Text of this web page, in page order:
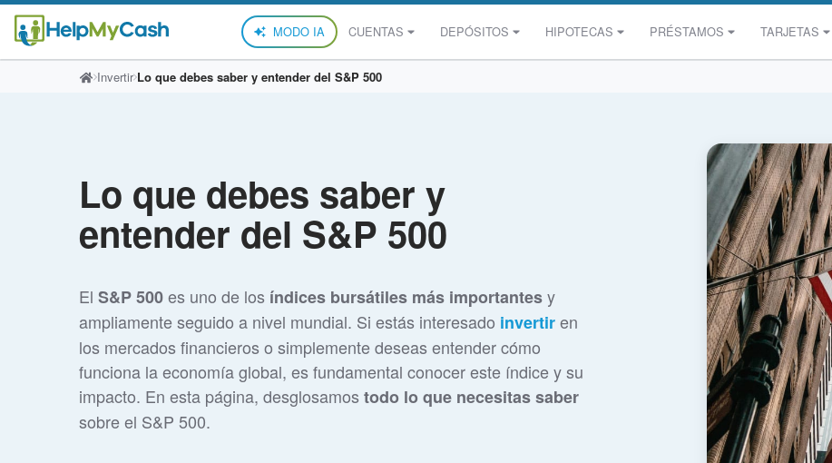
MODO IA CUENTAS DEPÓSITOS HIPOTECAS PRÉSTAMOS TARJETAS
Invertir Lo que debes saber y entender del S&P 500
Lo que debes saber y
entender del S&P 500
El S&P 500es uno de los índices bursátiles más importantesy
ampliamente seguido a nivel mundial. Si estás interesado invertiren
los mercados financieros o simplemente deseas entender cómo
funciona la economía global, es fundamental conocer este índice y su
impacto. En esta página, desglosamos todo lo que necesitas saber
sobre el S&P 500.